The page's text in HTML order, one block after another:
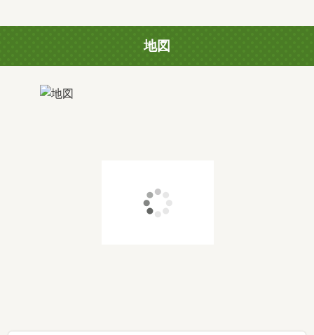
地図